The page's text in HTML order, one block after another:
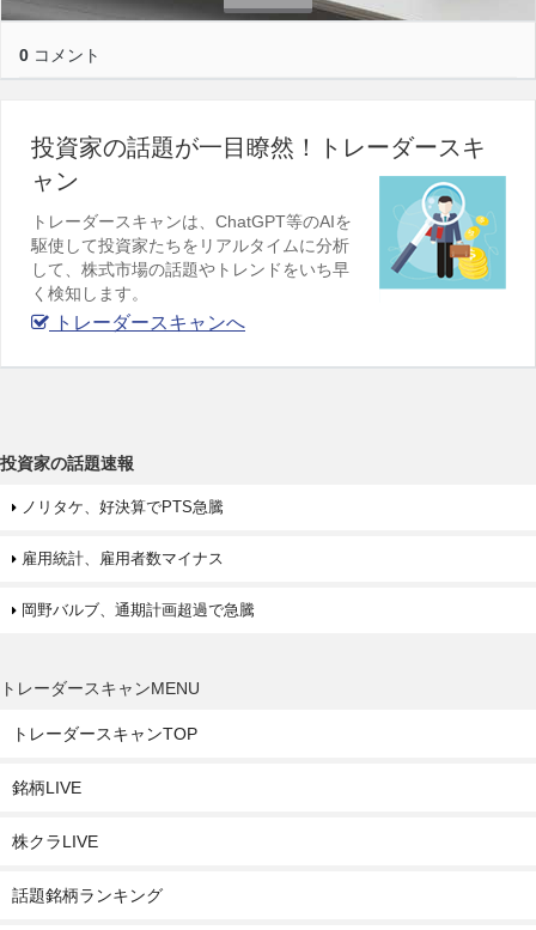
0 コメント
投資家の話題が一目瞭然！トレーダースキ
ャン
トレーダースキャンは、ChatGPT等のAIを
駆使して投資家たちをリアルタイムに分析
して、株式市場の話題やトレンドをいち早
く検知します。
トレーダースキャンへ
投資家の話題速報
ノリタケ、好決算でPTS急騰
雇用統計、雇用者数マイナス
岡野バルブ、通期計画超過で急騰
トレーダースキャンMENU
トレーダースキャンTOP
銘柄LIVE
株クラLIVE
話題銘柄ランキング